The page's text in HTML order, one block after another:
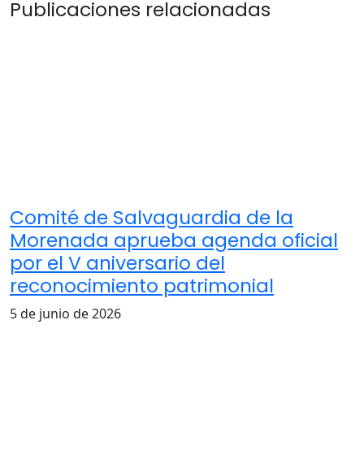
Publicaciones relacionadas
Comité de Salvaguardia de la
Morenada aprueba agenda oficial
por el V aniversario del
reconocimiento patrimonial
5 de junio de 2026